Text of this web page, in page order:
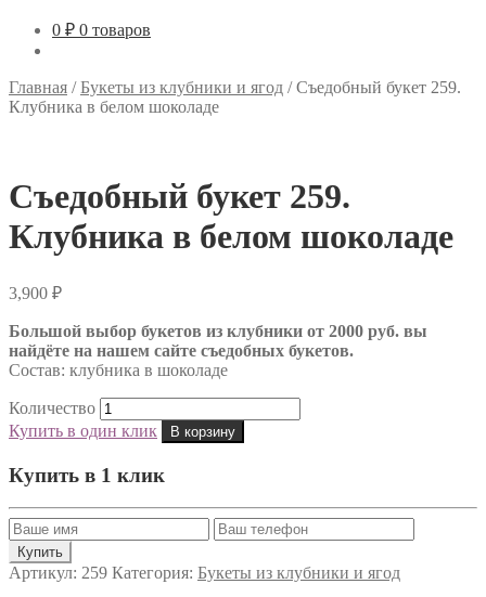
0 ₽ 0 товаров
Главная /Букеты из клубники и ягод /Съедобный букет 259.
Клубника в белом шоколаде
Съедобный букет 259.
Клубника в белом шоколаде
3,900 ₽
Большой выбор букетов из клубники от 2000 руб. вы
найдёте на нашем сайте съедобных букетов.
Состав: клубника в шоколаде
Количество
Купить в один клик
В корзину
Купить в 1 клик
Артикул: 259 Категория: Букеты из клубники и ягод